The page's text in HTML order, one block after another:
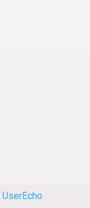
UserEcho